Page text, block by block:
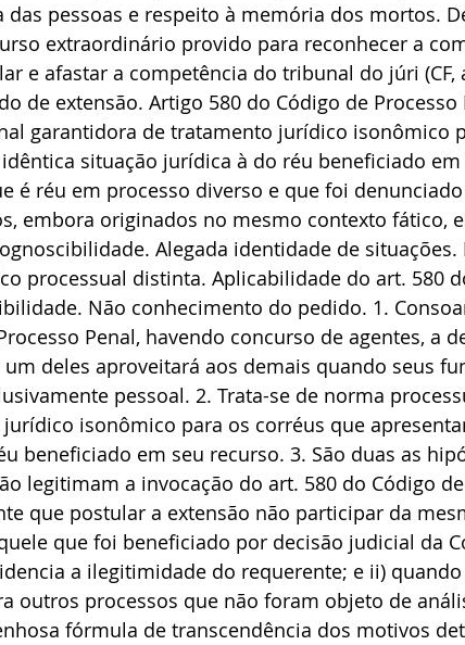
das pessoas e respeito à memória dos mortos.
extraordinário provido para reconhecer a
e afastar a competência do tribunal do júri (CF,
de extensão. Artigo 580 do Código de
garantidora de tratamento jurídico isonômico
situação jurídica à do réu beneficiado em
é réu em processo diverso e que foi
embora originados no mesmo contexto fático,
Alegada identidade de situações.
processual distinta. Aplicabilidade do art. 580
Não conhecimento do pedido. 1.
Penal, havendo concurso de agentes, a
deles aproveitará aos demais quando seus
pessoal. 2. Trata-se de norma
isonômico para os corréus que
beneficiado em seu recurso. 3. São duas as
legitimam a invocação do art. 580 do Código
que postular a extensão não participar da
que foi beneficiado por decisão judicial da
a ilegitimidade do requerente; e ii)
outros processos que não foram objeto de
fórmula de transcendência dos motivos